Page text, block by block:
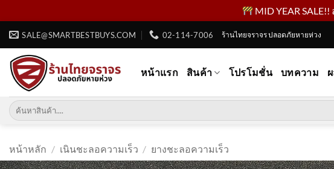
MID YEAR
ข้าม
เนื้อหา
SALE@SMARTBESTBUYS.COM 02-114-7006 ร้านไทยจราจร ปลอดภัยหายห่วง
หน้าแรก สินค้า โปรโมชั่น บทความ
ค้นหา:
หน้าหลัก / เนินชะลอความเร็ว / ยางชะลอความเร็ว